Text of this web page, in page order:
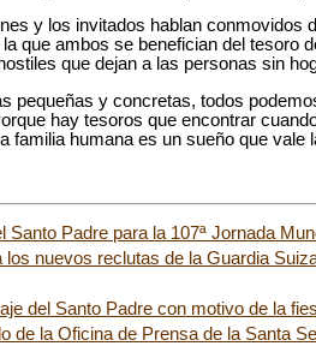
los invitados hablan conmovidos de
que ambos se benefician del tesoro
que dejan a las personas sin
y concretas, todos podemos
hay tesoros que encontrar
familia humana es un sueño que vale
Santo Padre para la 107ª Jornada
los nuevos reclutas de la Guardia
del Santo Padre con motivo de la
de la Oficina de Prensa de la Santa